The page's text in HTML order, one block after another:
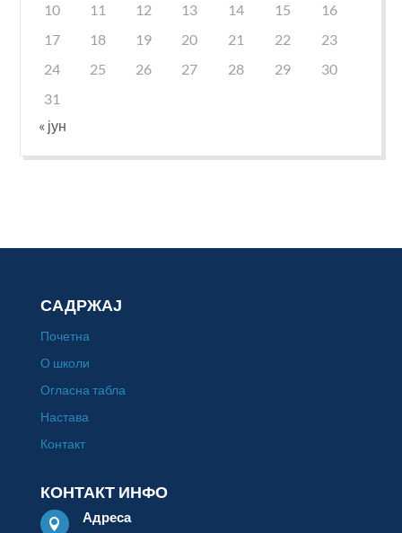
10
11 12 13 14 15
16
17
18 19 20 21 22
23
24
25 26 27 28 29
30
31
« јун
САДРЖАЈ
Почетна
О школи
Огласна табла
Настава
Контакт
КОНТАКТ ИНФО
 Адреса